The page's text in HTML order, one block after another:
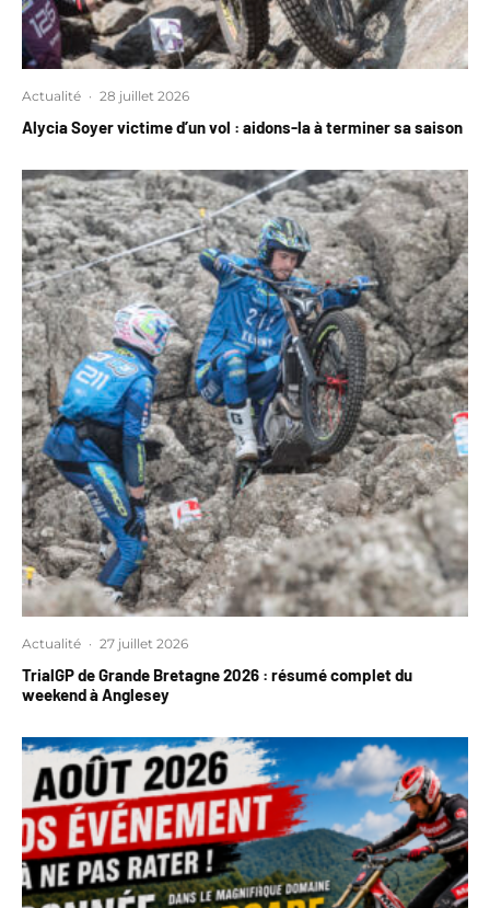
Actualité · 28 juillet 2026
Alycia Soyer victime d’un vol : aidons-la à terminer sa saison
Actualité · 27 juillet 2026
TrialGP de Grande Bretagne 2026 : résumé complet du
weekend à Anglesey